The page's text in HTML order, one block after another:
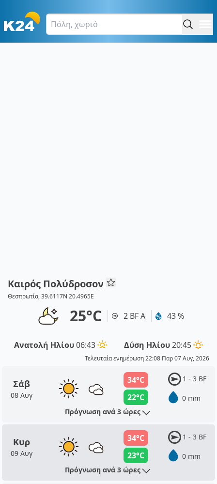
Καιρός Πολύδροσον
Θεσπρωτία, 39.6117N 20.4965E
25°C 2 BF Α 43 %
Ανατολή Ηλίου06:43 Δύση Ηλίου20:45
Τελευταία ενημέρωση 22:08 Παρ 07 Αυγ, 2026
Σάβ
08 Αυγ
34°C
22°C
1 - 3 BF
0 mm
Πρόγνωση ανά 3 ώρες
Κυρ
09 Αυγ
34°C
23°C
1 - 3 BF
0 mm
Πρόγνωση ανά 3 ώρες